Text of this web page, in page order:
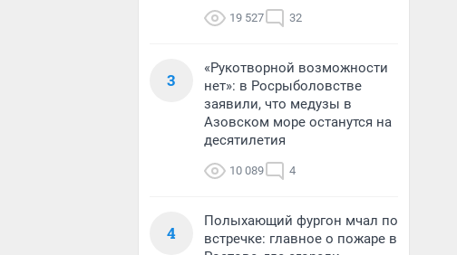
19 527 32
3
«Рукотворной возможности
нет»: в Росрыболовстве
заявили, что медузы в
Азовском море останутся на
десятилетия
10 089 4
4
Полыхающий фургон мчал по
встречке: главное о пожаре в